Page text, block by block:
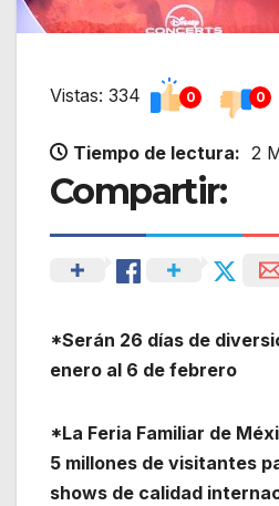
Vistas: 334 0 0
Tiempo de lectura: 2
Compartir:
*Serán 26 días de
enero al 6 de febrero
*La Feria Familiar de
5 millones de visitantes
shows de calidad